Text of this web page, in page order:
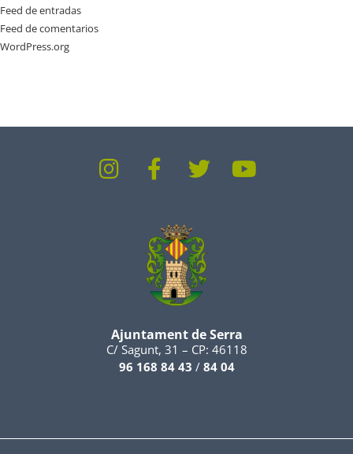
Feed de entradas
Feed de comentarios
WordPress.org
Ajuntament de Serra
C/ Sagunt, 31 – CP: 46118
96 168 84 43 / 84 04